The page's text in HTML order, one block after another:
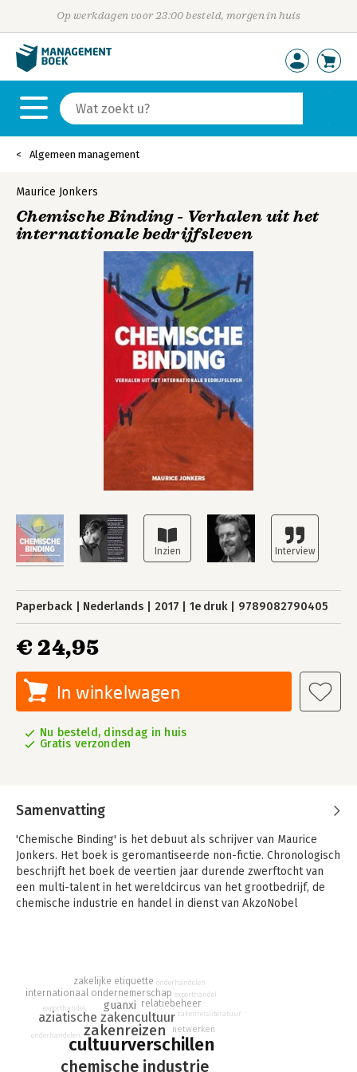
Op werkdagen voor 23:00 besteld, morgen in huis
Algemeen management
Maurice Jonkers
Chemische Binding - Verhalen uit het
internationale bedrijfsleven
Paperback Nederlands 2017 1e druk 9789082790405
€ 24,95
In winkelwagen
Nu besteld, dinsdag in huis
Gratis verzonden
Samenvatting
'Chemische Binding' is het debuut als schrijver van Maurice
Jonkers. Het boek is geromantiseerde non-fictie. Chronologisch
beschrijft het boek de veertien jaar durende zwerftocht van
een multi-talent in het wereldcircus van het grootbedrijf, de
chemische industrie en handel in dienst van AkzoNobel
'Het was een bijzondere en dankbare periode. Het is me
duidelijk geworden dat bescheidenheid over wat we in wezen
zijn, ons niet siert. Het is juist de dankbaarheid hiervoor die dat
doet. Verder is het allemaal een spel waar het minder om de
knikkers gaat, maar meer hoe en met wie je knikkert.'
Weliswaar filosofeert de schrijver er vrolijk op los en deelt hij
cultuurverschillen
chemische industrie
zakenreizen
aziatische zakencultuur
guanxi
internationaal ondernemerschap
zakelijke etiquette
relatiebeheer
netwerken
onderhandelen
exporthandel
zakenreisliteratuur
onderhandelen
exporthandel